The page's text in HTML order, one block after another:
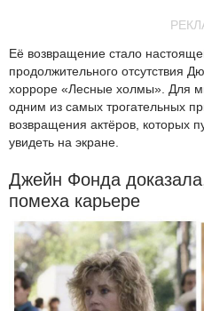
Её возвращение стало
продолжительного отсутствия
хорроре «Лесные холмы». Для
одним из самых трогательных
возвращения актёров, которых
увидеть на экране.
Джейн Фонда
помеха карьере